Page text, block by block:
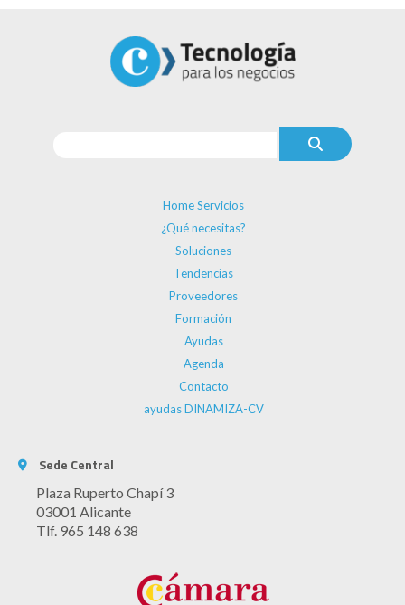
Home Servicios
¿Qué necesitas?
Soluciones
Tendencias
Proveedores
Formación
Ayudas
Agenda
Contacto
ayudas DINAMIZA-CV
Sede Central
Plaza Ruperto Chapí 3
03001 Alicante
Tlf. 965 148 638